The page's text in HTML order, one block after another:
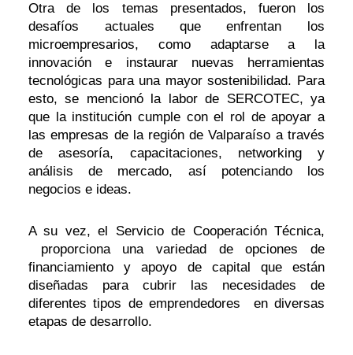
Otra de los temas presentados, fueron los
desafíos actuales que enfrentan los
microempresarios, como adaptarse a la
innovación e instaurar nuevas herramientas
tecnológicas para una mayor sostenibilidad. Para
esto, se mencionó la labor de SERCOTEC, ya
que la institución cumple con el rol de apoyar a
las empresas de la región de Valparaíso a través
de asesoría, capacitaciones, networking y
análisis de mercado, así potenciando los
negocios e ideas.
A su vez, el Servicio de Cooperación Técnica,
proporciona una variedad de opciones de
financiamiento y apoyo de capital que están
diseñadas para cubrir las necesidades de
diferentes tipos de emprendedores en diversas
etapas de desarrollo.